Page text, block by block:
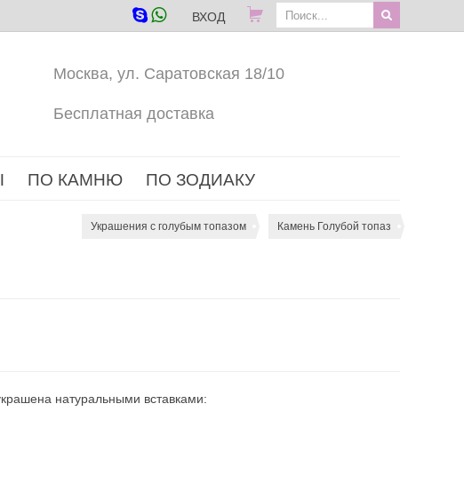
ВХОД
Москва, ул. Саратовская 18/10
Бесплатная доставка
ПО КАМНЮ ПО ЗОДИАКУ
Украшения с голубым топазом Камень Голубой топаз
натуральными вставками: